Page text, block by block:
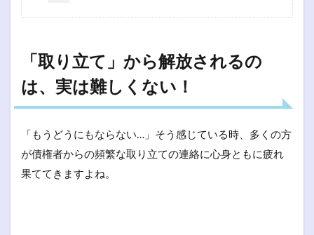
「取り立て」から解放されるの
は、実は難しくない！
「もうどうにもならない…」そう感じている時、多くの方
が債権者からの頻繁な取り立ての連絡に心身ともに疲れ
果ててきますよね。